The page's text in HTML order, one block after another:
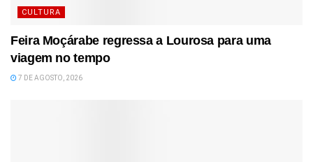
CULTURA
Feira Moçárabe regressa a Lourosa para uma
viagem no tempo
7 DE AGOSTO, 2026